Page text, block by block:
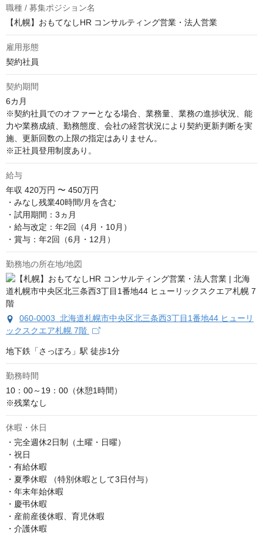
職種 / 募集ポジション名
【札幌】おもてなしHR コンサルティング営業・法人営業
雇用形態
契約社員
契約期間
6カ月
※契約社員でのオファーとなる場合、業務量、業務の進捗状況、能
力や業務成績、勤務態度、会社の経営状況により契約更新判断を実
施、更新回数の上限の指定はありません。
※正社員登用制度あり。
給与
年収 420万円 〜 450万円
・みなし残業40時間/月を含む
・試用期間：3ヵ月
・給与改定：年2回（4月・10月）
・賞与：年2回（6月・12月）
勤務地の所在地/地図
060-0003 北海道札幌市中央区北三条西3丁目1番地44 ヒューリ
ックスクエア札幌 7階
地下鉄「さっぽろ」駅 徒歩1分
勤務時間
10：00～19：00（休憩1時間）
※残業なし
休暇・休日
・完全週休2日制（土曜・日曜）
・祝日
・有給休暇
・夏季休暇 （特別休暇として3日付与）
・年末年始休暇
・慶弔休暇
・産前産後休暇、育児休暇
・介護休暇